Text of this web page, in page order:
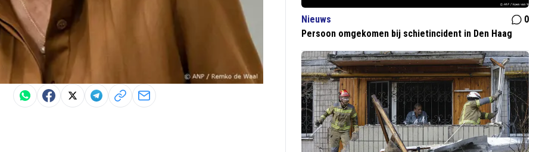
Nieuws
0
Persoon omgekomen bij schietincident in Den Haag